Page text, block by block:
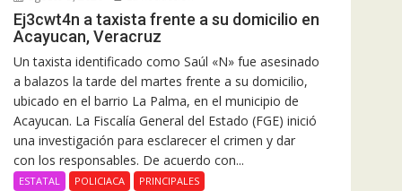
Ej3cwt4n a taxista frente a su domicilio en
Acayucan, Veracruz
Un taxista identificado como Saúl «N» fue asesinado
a balazos la tarde del martes frente a su domicilio,
ubicado en el barrio La Palma, en el municipio de
Acayucan. La Fiscalía General del Estado (FGE) inició
una investigación para esclarecer el crimen y dar
con los responsables. De acuerdo con...
ESTATAL POLICIACA PRINCIPALES